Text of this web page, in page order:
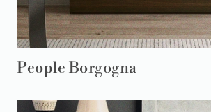
People Borgogna